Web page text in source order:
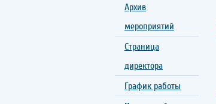
Архив
мероприятий
Страница
директора
График работы